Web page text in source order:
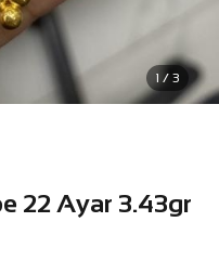
1 / 3
22 Ayar 3.43gr